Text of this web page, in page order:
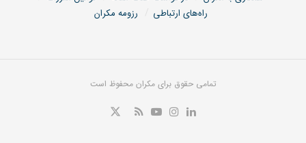
راه‌های ارتباطی
رزومه مکران
تمامی حقوق برای مکران محفوظ است